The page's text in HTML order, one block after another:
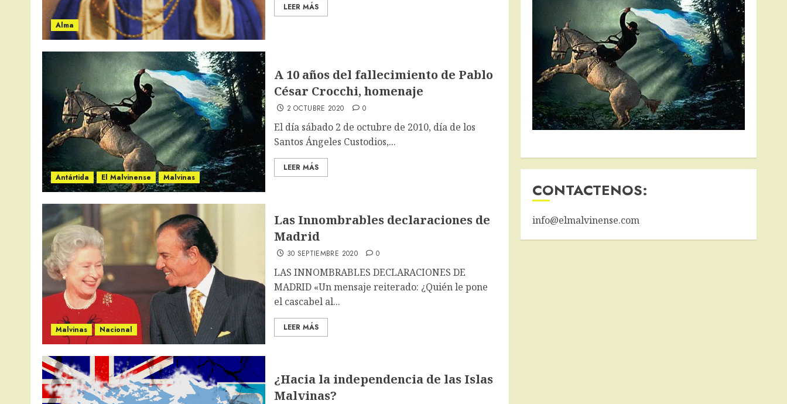
Alma
LEER MÁS
Antártida El Malvinense Malvinas
A 10 años del fallecimiento de Pablo
César Crocchi, homenaje
2 OCTUBRE 2020 0
El día sábado 2 de octubre de 2010, día de los
Santos Ángeles Custodios,...
LEER MÁS
Malvinas Nacional
Las Innombrables declaraciones de
Madrid
30 SEPTIEMBRE 2020 0
LAS INNOMBRABLES DECLARACIONES DE
MADRID «Un mensaje reiterado: ¿Quién le pone
el cascabel al...
LEER MÁS
¿Hacia la independencia de las Islas
Malvinas?
CONTACTENOS:
info@elmalvinense.com